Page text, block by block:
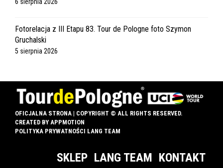
Fotorelacja z III Etapu 83. Tour de Pologne foto Szymon
Gruchalski
5 sierpnia 2026
OFICJALNA STRONA | COPYRIGHT © ALL RIGHTS RESERVED.
CREATED BY APPMOTION
POLITYKA PRYWATNOŚCI LANG TEAM
SKLEP LANG TEAM KONTAKT